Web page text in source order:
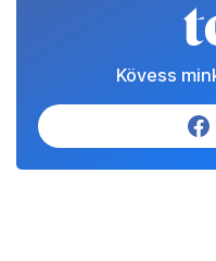
Kövess